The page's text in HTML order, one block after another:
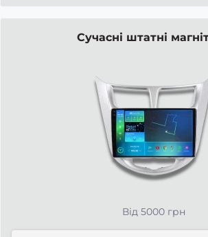
Сучасні штатні
Від 5000 грн